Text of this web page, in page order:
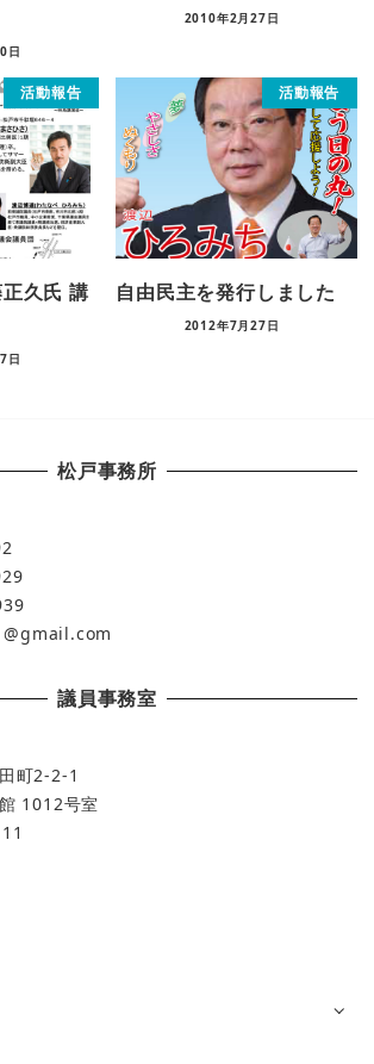
日
2010年2月27日
活動報告
久氏 講
日
活動報告
自由民主を発行しました
2012年7月27日
松戸事務所
議員事務室
町2-2-1
1012号室